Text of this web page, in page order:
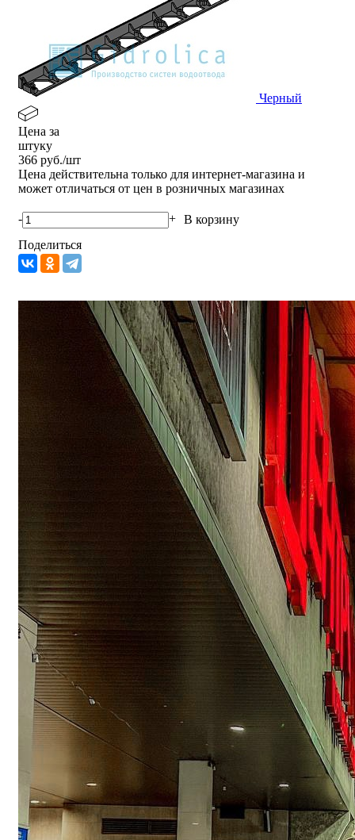
Черный
Цена за
штуку
366 руб./шт
Цена действительна только для интернет-магазина и
может отличаться от цен в розничных магазинах
- + В корзину
Поделиться